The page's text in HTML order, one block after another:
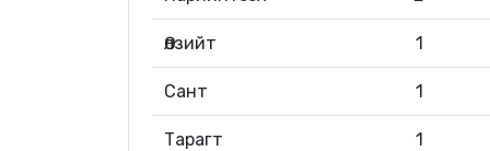
Өлзийт 1
Сант 1
Тарагт 1